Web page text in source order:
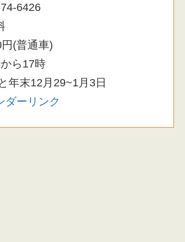
6426
(普通車)
ら17時
年末12月29~1月3日
ダーリンク